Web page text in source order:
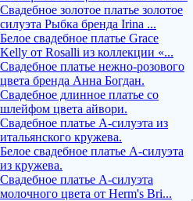
Свадебное золотое платье золотое
силуэта Рыбка бренда Irina ...
Белое свадебное платье Grace
Kelly от Rosalli из коллекции «...
Свадебное платье нежно-розового
цвета бренда Анна Богдан.
Свадебное длинное платье со
шлейфом цвета айвори.
Свадебное платье А-силуэта из
итальянского кружева.
Белое свадебное платье А-силуэта
из кружева.
Свадебное платье А-силуэта
молочного цвета от Herm's Bri...